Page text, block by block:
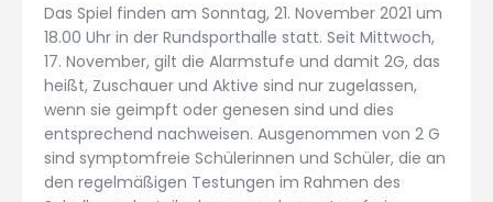
Das Spiel finden am Sonntag, 21. November 2021 um
18.00 Uhr in der Rundsporthalle statt. Seit Mittwoch,
17. November, gilt die Alarmstufe und damit 2G, das
heißt, Zuschauer und Aktive sind nur zugelassen,
wenn sie geimpft oder genesen sind und dies
entsprechend nachweisen. Ausgenommen von 2 G
sind symptomfreie Schülerinnen und Schüler, die an
den regelmäßigen Testungen im Rahmen des